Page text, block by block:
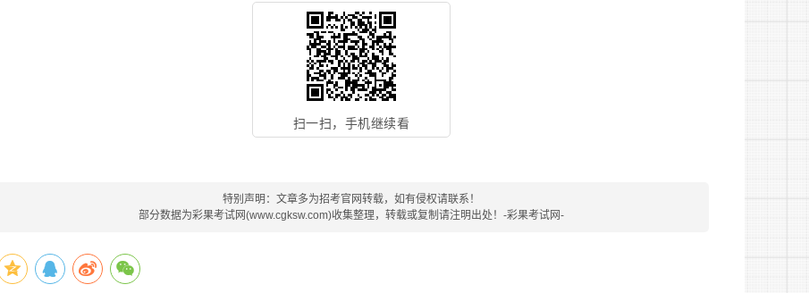
采用网上报名方式。报名网站为淮南人事考试网(www.hnpta.com)。
报考人员登录淮南人事考试网进行报名，在网上阅知并签署“考生诚信承诺书”，按
要求如实、正确填写《2022年淮南市高校毕业生基层特定岗位人员招聘报名资格审查表》，并上传本人电子照
辨率295×413像素，大小20-100kb)。报考人员提交的报考信息应当真实、准确，否则出现问题由报考人员本
2.资格审查和确认
扫一扫，手机继续看
特别声明：文章多为招考官网转载，如有侵权请联系！
部分数据为彩果考试网(www.cgksw.com)收集整理，转载或复制请注明出处！-彩果考试网-